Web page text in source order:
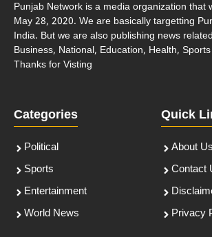
Punjab Network is a media organization that
May 28, 2020. We are basically targetting
India. But we are also publishing news
Business, National, Education, Health,
Thanks for Visting
Categories
Political
Sports
Entertainment
World News
Quick
About Us
Contact
Privacy